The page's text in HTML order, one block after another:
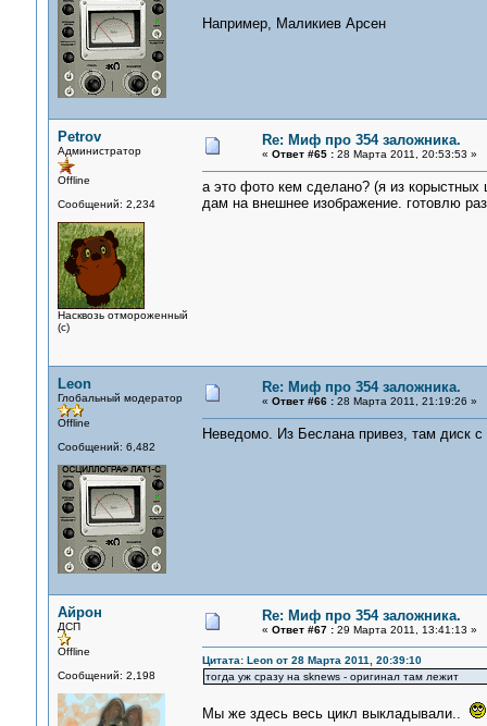
Например, Маликиев Арсен
Petrov
Администратор
Offline
Сообщений: 2,234
Насквозь отмороженный
(с)
Re: Миф про 354 заложника.
« Ответ #65 :28 Марта 2011, 20:53:53 »
а это фото кем сделано? (я из корыстных
дам на внешнее изображение. готовлю
Leon
Глобальный модератор
Offline
Сообщений: 6,482
Re: Миф про 354 заложника.
« Ответ #66 :28 Марта 2011, 21:19:26 »
Неведомо. Из Беслана привез, там диск
Айрон
ДСП
Offline
Сообщений: 2,198
Re: Миф про 354 заложника.
« Ответ #67 :29 Марта 2011, 13:41:13 »
Цитата: Leon от 28 Марта 2011, 20:39:10
тогда уж сразу на sknews - оригинал там лежит
Мы же здесь весь цикл выкладывали..